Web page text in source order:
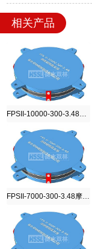
相关产品